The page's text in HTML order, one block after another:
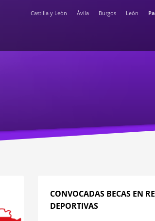
Castilla y León Ávila Burgos León
CONVOCADAS BECAS EN
DEPORTIVAS